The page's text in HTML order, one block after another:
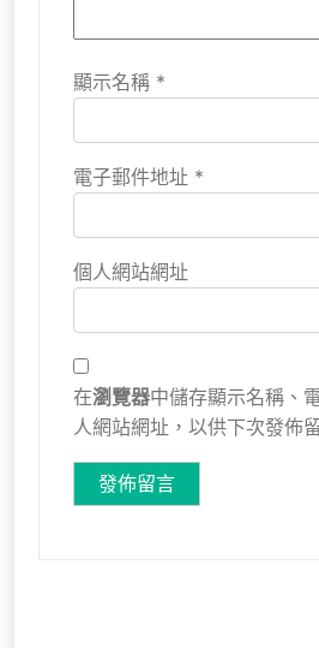
顯示名稱 *
電子郵件地址 *
個人網站網址
在瀏覽器中儲存顯示名稱、
人網站網址，以供下次發佈